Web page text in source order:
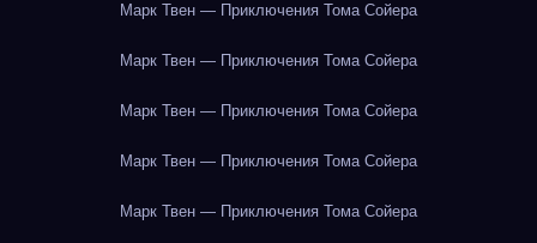
Марк Твен — Приключения Тома Сойера
Марк Твен — Приключения Тома Сойера
Марк Твен — Приключения Тома Сойера
Марк Твен — Приключения Тома Сойера
Марк Твен — Приключения Тома Сойера